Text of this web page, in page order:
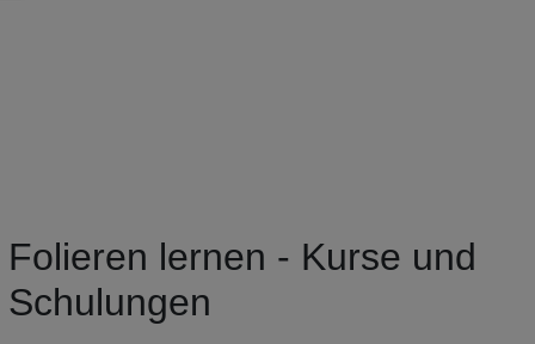
Folieren lernen - Kurse und
Schulungen